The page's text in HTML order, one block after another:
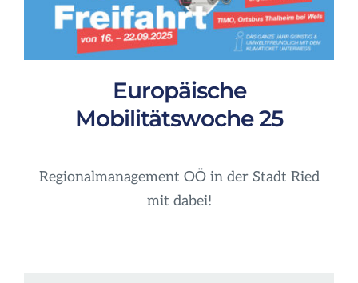
Europäische
Mobilitätswoche 25
Regionalmanagement OÖ in der Stadt Ried
mit dabei!